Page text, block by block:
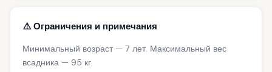
⚠️ Ограничения и примечания
Минимальный возраст — 7 лет. Максимальный вес
всадника — 95 кг.